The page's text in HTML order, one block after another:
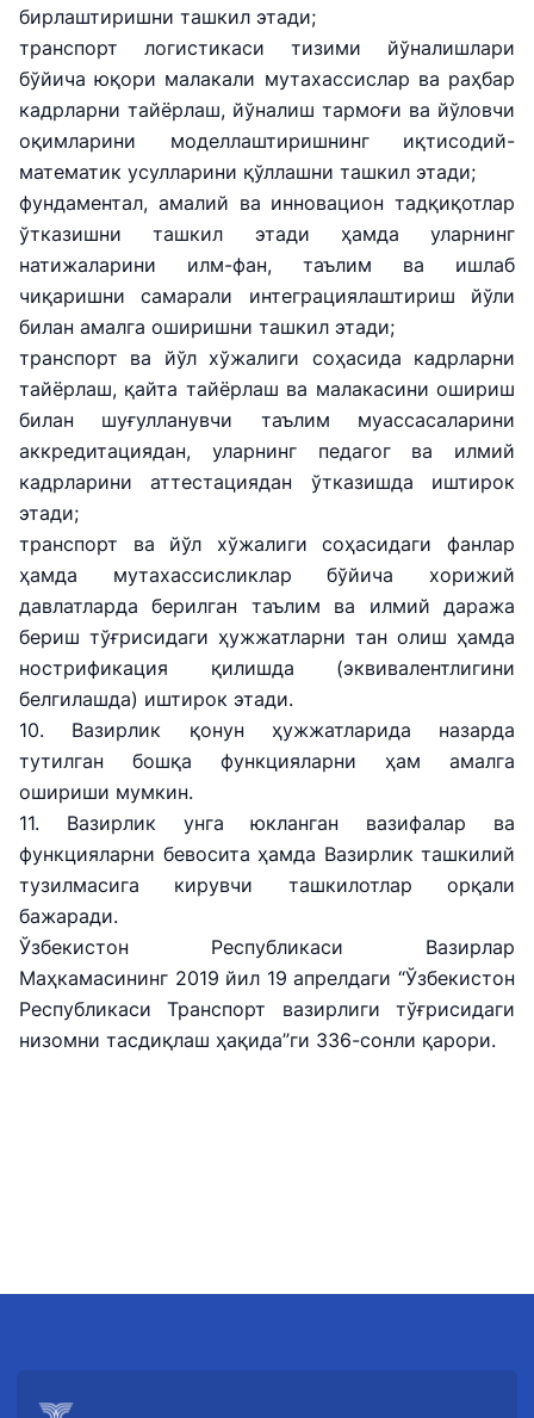
бирлаштиришни ташкил этади;
транспорт логистикаси тизими йўналишлари
бўйича юқори малакали мутахассислар ва раҳбар
кадрларни тайёрлаш, йўналиш тармоғи ва йўловчи
оқимларини моделлаштиришнинг иқтисодий-
математик усулларини қўллашни ташкил этади;
фундаментал, амалий ва инновацион тадқиқотлар
ўтказишни ташкил этади ҳамда уларнинг
натижаларини илм-фан, таълим ва ишлаб
чиқаришни самарали интеграциялаштириш йўли
билан амалга оширишни ташкил этади;
транспорт ва йўл хўжалиги соҳасида кадрларни
тайёрлаш, қайта тайёрлаш ва малакасини ошириш
билан шуғулланувчи таълим муассасаларини
аккредитациядан, уларнинг педагог ва илмий
кадрларини аттестациядан ўтказишда иштирок
этади;
транспорт ва йўл хўжалиги соҳасидаги фанлар
ҳамда мутахассисликлар бўйича хорижий
давлатларда берилган таълим ва илмий даража
бериш тўғрисидаги ҳужжатларни тан олиш ҳамда
нострификация қилишда (эквивалентлигини
белгилашда) иштирок этади.
10. Вазирлик қонун ҳужжатларида назарда
тутилган бошқа функцияларни ҳам амалга
ошириши мумкин.
11. Вазирлик унга юкланган вазифалар ва
функцияларни бевосита ҳамда Вазирлик ташкилий
тузилмасига кирувчи ташкилотлар орқали
бажаради.
Ўзбекистон Республикаси Вазирлар
Маҳкамасининг 2019 йил 19 апрелдаги “Ўзбекистон
Республикаси Транспорт вазирлиги тўғрисидаги
низомни тасдиқлаш ҳақида”ги 336-сонли қарори.